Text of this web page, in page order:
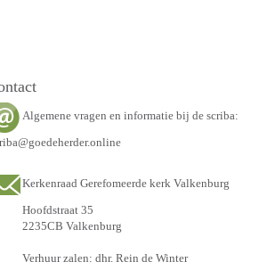
Algemene vragen en informatie bij de scriba:
Kerkenraad Gerefomeerde kerk Valkenburg
Hoofdstraat 35
2235CB Valkenburg
Verhuur zalen: dhr. Rein de Winter